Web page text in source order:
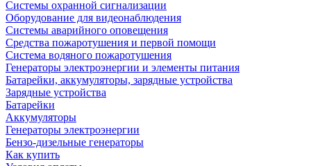
Системы охранной сигнализации
Оборудование для видеонаблюдения
Системы аварийного оповещения
Средства пожаротушения и первой помощи
Система водяного пожаротушения
Генераторы электроэнергии и элементы питания
Батарейки, аккумуляторы, зарядные устройства
Зарядные устройства
Батарейки
Аккумуляторы
Генераторы электроэнергии
Бензо-дизельные генераторы
Как купить